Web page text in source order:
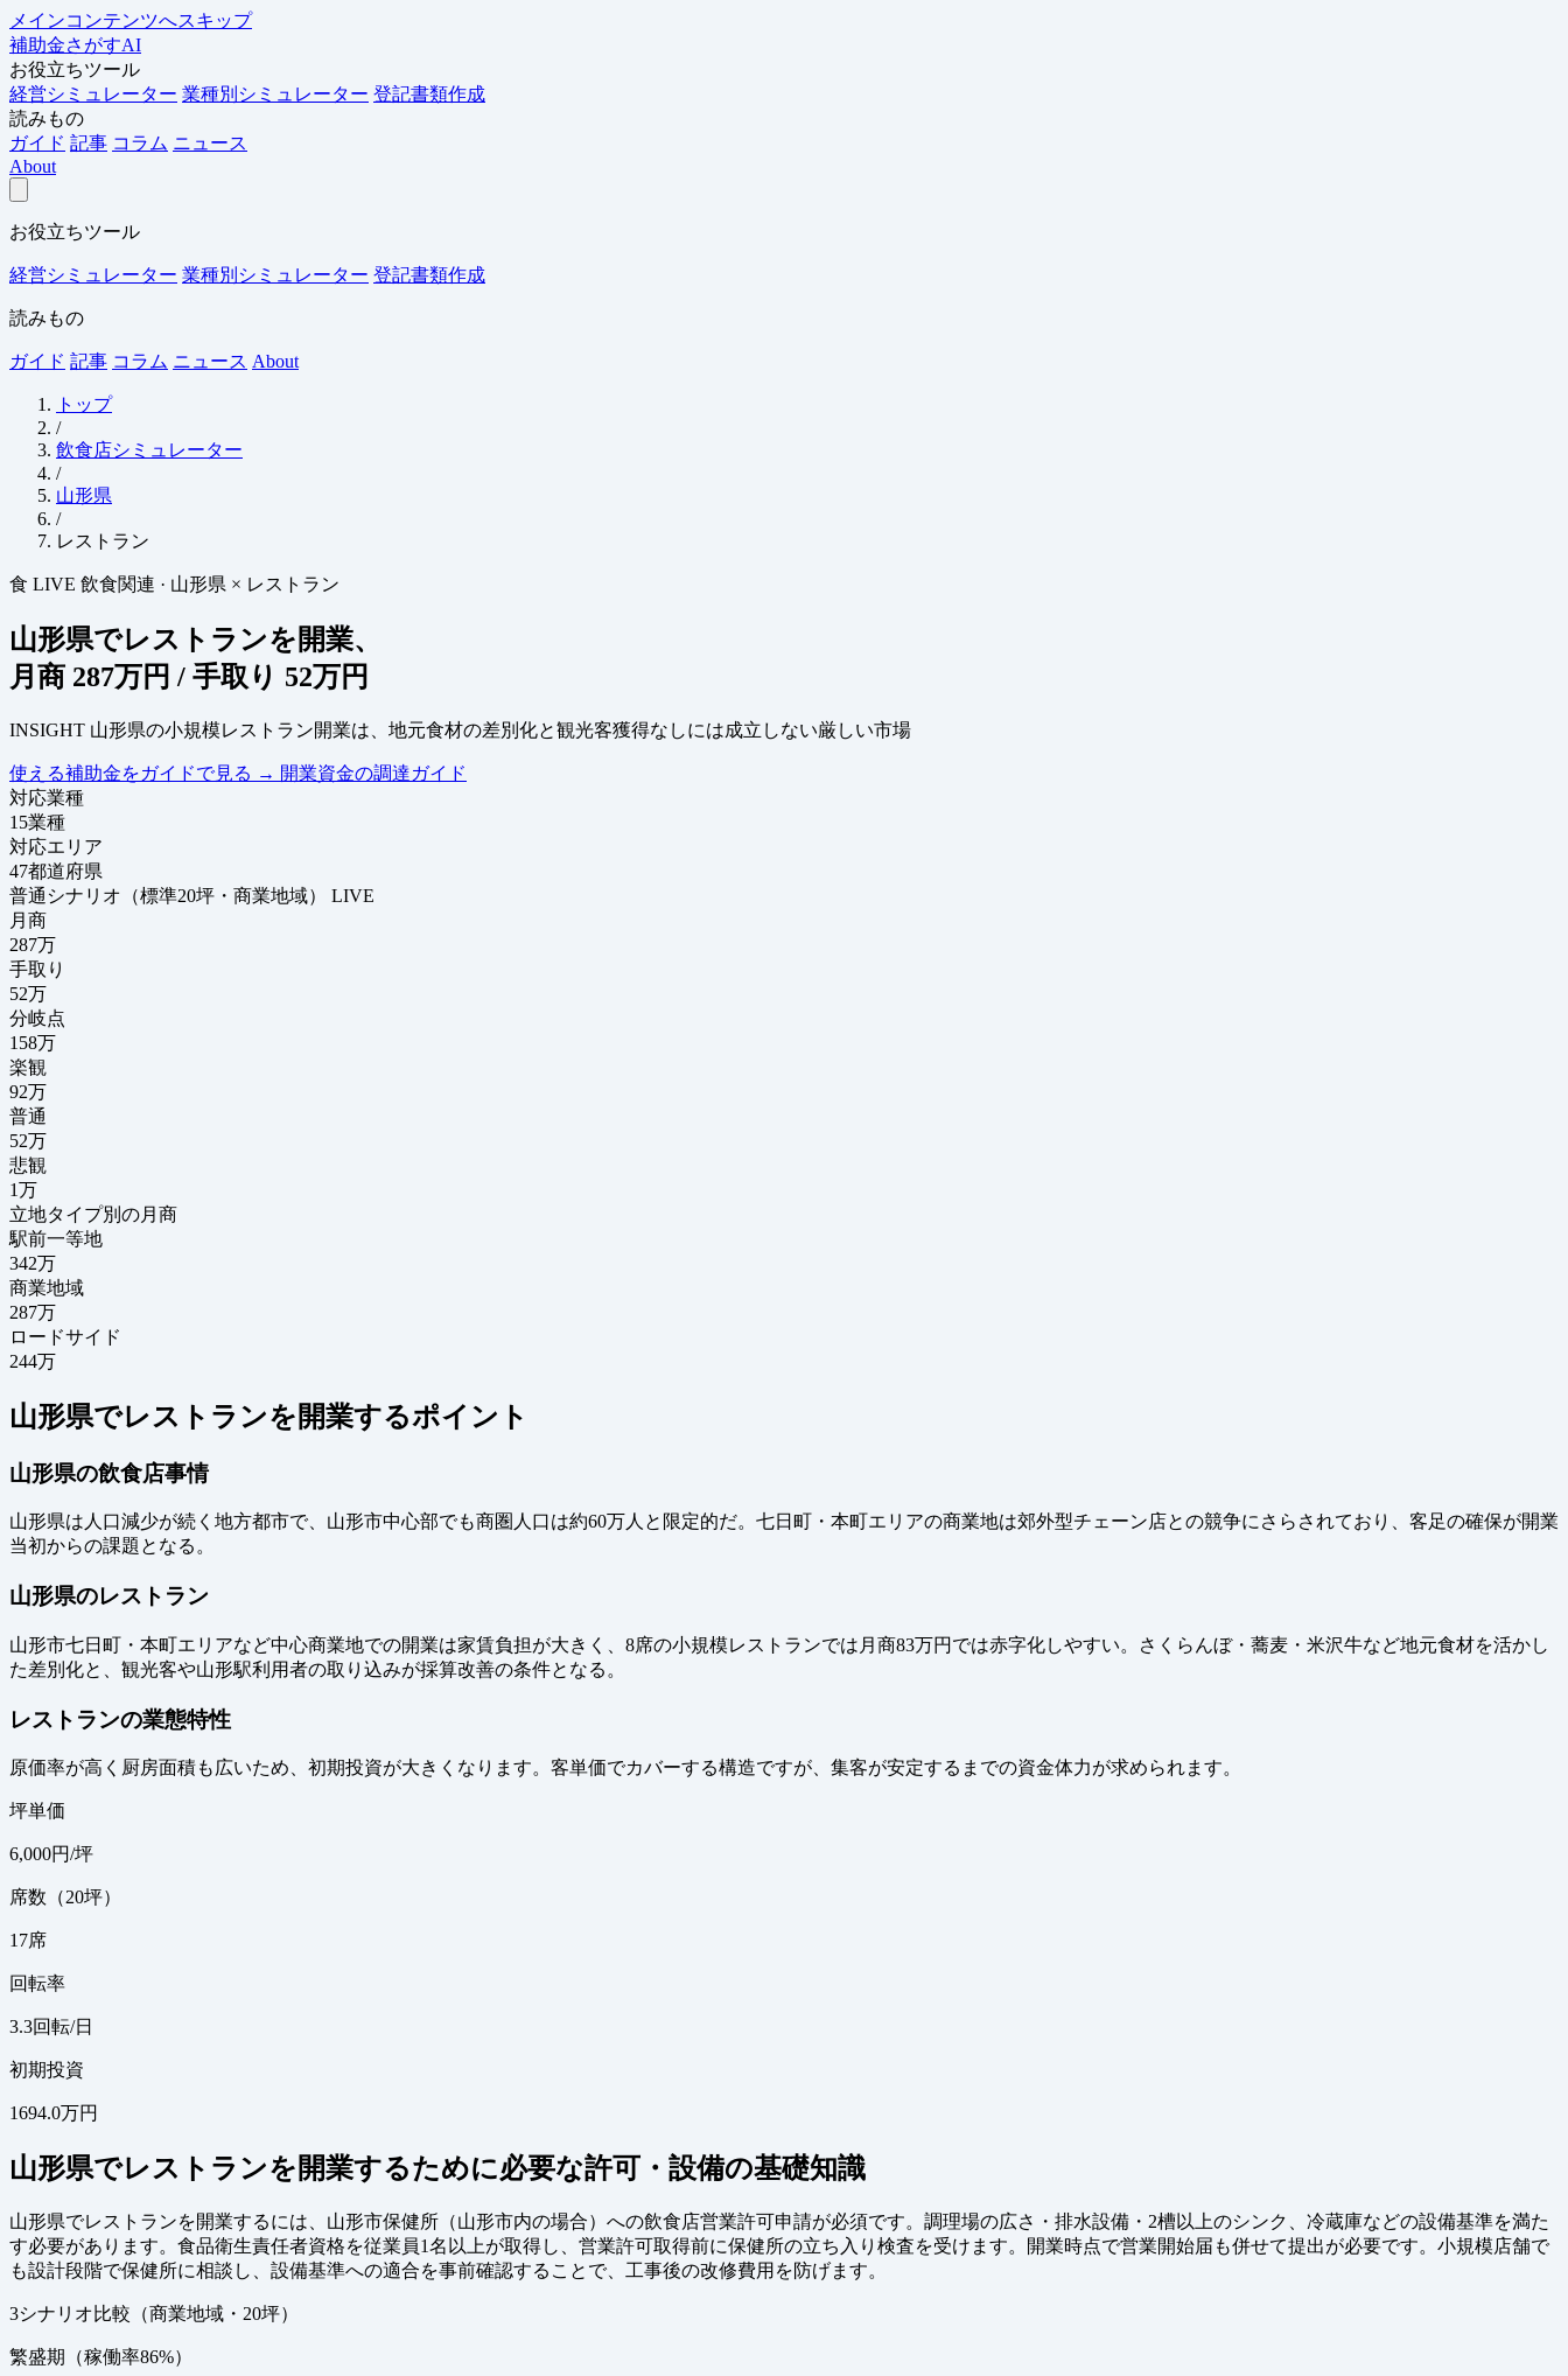
メインコンテンツへスキップ
補助金さがすAI
お役立ちツール
経営シミュレーター 業種別シミュレーター 登記書類作成
読みもの
ガイド 記事 コラム ニュース
About
お役立ちツール
経営シミュレーター 業種別シミュレーター 登記書類作成
読みもの
ガイド 記事 コラム ニュース About
トップ
/
飲食店シミュレーター
/
山形県
/
レストラン
食 LIVE 飲食関連 · 山形県 × レストラン
山形県でレストランを開業、
月商 287万円 / 手取り 52万円
INSIGHT 山形県の小規模レストラン開業は、地元食材の差別化と観光客獲得なしには成立しない厳しい市場
使える補助金をガイドで見る → 開業資金の調達ガイド
対応業種
15業種
対応エリア
47都道府県
普通シナリオ（標準20坪・商業地域）
LIVE
月商
287万
手取り
52万
分岐点
158万
楽観
92万
普通
52万
悲観
1万
立地タイプ別の月商
駅前一等地
342万
商業地域
287万
ロードサイド
244万
山形県でレストランを開業するポイント
山形県の飲食店事情
山形県は人口減少が続く地方都市で、山形市中心部でも商圏人口は約60万人と限定的だ。七日町・本町エリアの商業地は郊外型チェーン店との競争にさらされており、客足の確保が開業
当初からの課題となる。
山形県のレストラン
山形市七日町・本町エリアなど中心商業地での開業は家賃負担が大きく、8席の小規模レストランでは月商83万円では赤字化しやすい。さくらんぼ・蕎麦・米沢牛など地元食材を活かし
た差別化と、観光客や山形駅利用者の取り込みが採算改善の条件となる。
レストランの業態特性
原価率が高く厨房面積も広いため、初期投資が大きくなります。客単価でカバーする構造ですが、集客が安定するまでの資金体力が求められます。
坪単価
6,000円/坪
席数（20坪）
17席
回転率
3.3回転/日
初期投資
1694.0万円
山形県でレストランを開業するために必要な許可・設備の基礎知識
山形県でレストランを開業するには、山形市保健所（山形市内の場合）への飲食店営業許可申請が必須です。調理場の広さ・排水設備・2槽以上のシンク、冷蔵庫などの設備基準を満た
す必要があります。食品衛生責任者資格を従業員1名以上が取得し、営業許可取得前に保健所の立ち入り検査を受けます。開業時点で営業開始届も併せて提出が必要です。小規模店舗で
も設計段階で保健所に相談し、設備基準への適合を事前確認することで、工事後の改修費用を防げます。
3シナリオ比較（商業地域・20坪）
繁盛期（稼働率86%）